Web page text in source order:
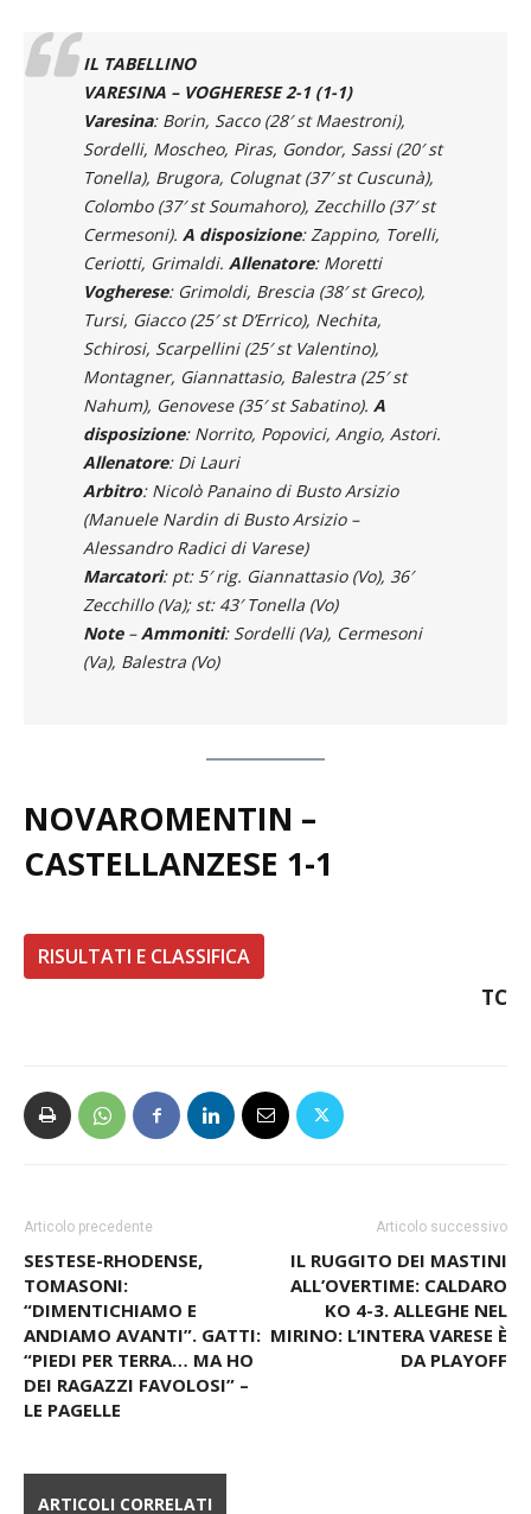
pesantissimi per la Varesina.
IL TABELLINO
VARESINA – VOGHERESE 2-1 (1-1)
Varesina : Borin, Sacco (28′ st Maestroni),
Sordelli, Moscheo, Piras, Gondor, Sassi (20′ st
Tonella), Brugora, Colugnat (37′ st Cuscunà),
Colombo (37′ st Soumahoro), Zecchillo (37′ st
Cermesoni).A disposizione: Zappino, Torelli,
Ceriotti, Grimaldi.Allenatore : Moretti
Vogherese: Grimoldi, Brescia (38′ st Greco),
Tursi, Giacco (25′ st D’Errico), Nechita,
Schirosi, Scarpellini (25′ st Valentino),
Montagner, Giannattasio, Balestra (25′ st
Nahum), Genovese (35′ st Sabatino).
disposizione: Norrito, Popovici, Angio, Astori.
Allenatore: Di Lauri
Arbitro: Nicolò Panaino di Busto Arsizio
(Manuele Nardin di Busto Arsizio –
Alessandro Radici di Varese)
Marcatori: pt: 5′ rig. Giannattasio (Vo), 36′
Zecchillo (Va); st: 43′ Tonella (Vo)
NOVAROMENTIN –
CASTELLANZESE 1-1
Articolo precedente
SESTESE-RHODENSE,
TOMASONI:
“DIMENTICHIAMO E
ANDIAMO AVANTI”. GATTI:
LE PAGELLE
Articolo successivo
IL RUGGITO DEI MASTINI
ALL’OVERTIME: CALDARO